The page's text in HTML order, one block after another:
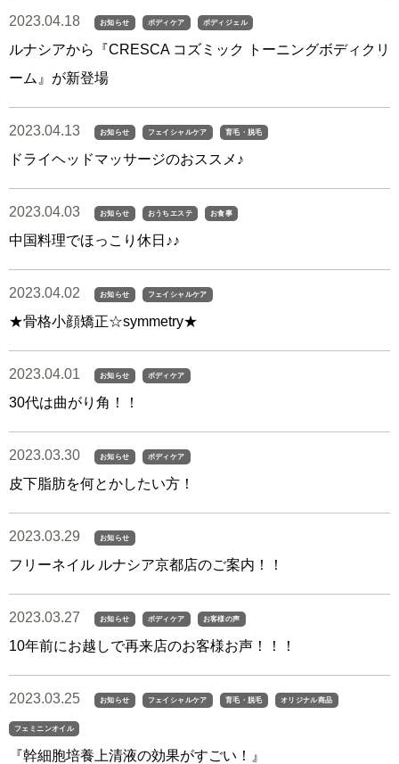
2023.04.18 お知らせ ボディケア ボディジェル
ルナシアから『CRESCA コズミック トーニングボディクリ
ーム』が新登場
2023.04.13 お知らせ フェイシャルケア 育毛・脱毛
ドライヘッドマッサージのおススメ♪
2023.04.03 お知らせ おうちエステ お食事
中国料理でほっこり休日♪♪
2023.04.02 お知らせ フェイシャルケア
★骨格小顔矯正☆symmetry★
2023.04.01 お知らせ ボディケア
30代は曲がり角！！
2023.03.30 お知らせ ボディケア
皮下脂肪を何とかしたい方！
2023.03.29 お知らせ
フリーネイル ルナシア京都店のご案内！！
2023.03.27 お知らせ ボディケア お客様の声
10年前にお越しで再来店のお客様お声！！！
2023.03.25 お知らせ フェイシャルケア 育毛・脱毛 オリジナル商品
フェミニンオイル
『幹細胞培養上清液の効果がすごい！』